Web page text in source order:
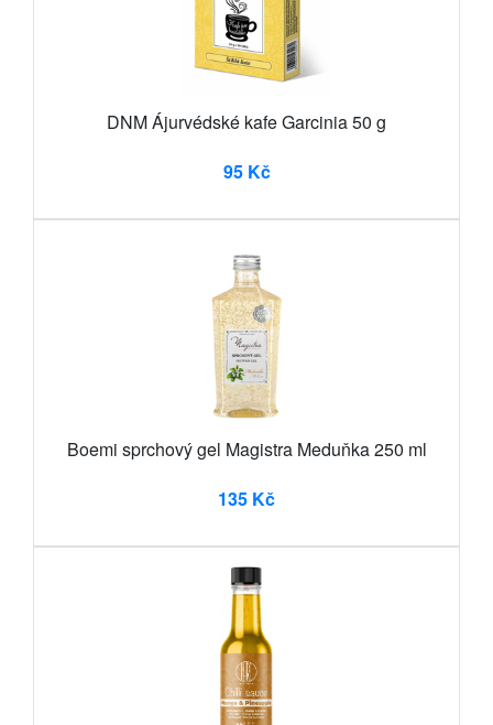
DNM Ájurvédské kafe Garcinia 50 g
95 Kč
Boemi sprchový gel Magistra Meduňka 250 ml
135 Kč